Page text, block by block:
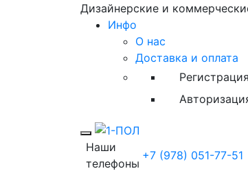
Дизайнерские и
Инфо
О нас
Доставка и оплата
Регистрация
Toggle mobile menu
Наши
телефоны
+7 (978) 051-77-51